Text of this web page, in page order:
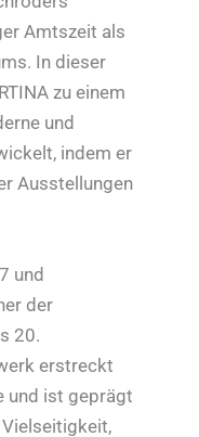
Amtszeit als
In dieser
zu einem
und
indem er
Ausstellungen
und
der
20.
erstreckt
und ist geprägt